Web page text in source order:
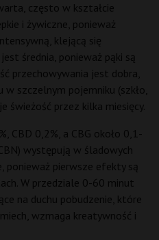
często w kształcie
i żywiczne, ponieważ
klejącą się
średnia, ponieważ pąki są
przechowywania jest dobra,
szczelnym pojemniku (szkło,
świeżość przez kilka miesięcy.
CBD 0,2%, a CBG około 0,1-
występują w śladowych
ponieważ pierwsze efekty są
W przedziale 0-60 minut
na duchu pobudzenie, które
wzmaga kreatywność i